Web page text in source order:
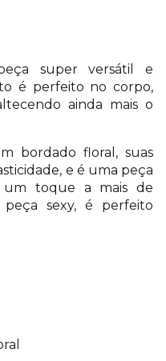
super versátil e
é perfeito no corpo,
ainda mais o
bordado floral, suas
e é uma peça
toque a mais de
sexy, é perfeito